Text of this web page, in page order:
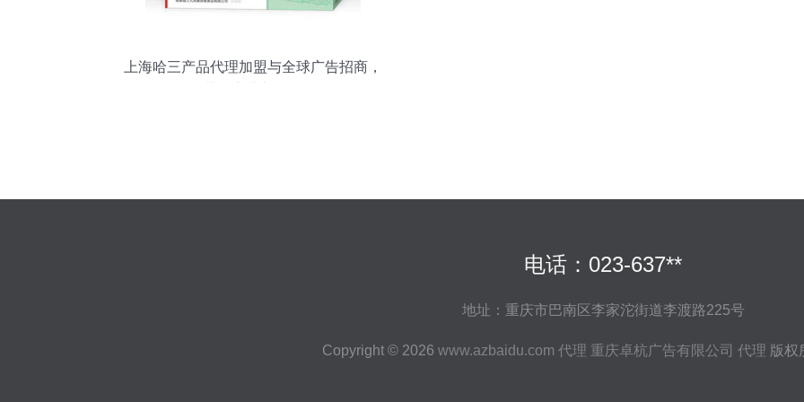
上海哈三产品代理加盟与全球广告招商，
电话：023-637**
地址：重庆市巴南区李家沱街道李渡路225号
Copyright © 2026 www.azbaidu.com 代理 重庆卓杭广告有限公司 代理 版权